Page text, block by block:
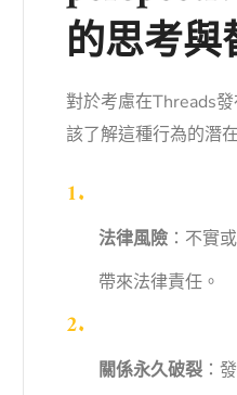
的思考
對於考慮在Threads
該了解這種行為的潛
法律風險：不實
帶來法律責任。
關係永久破裂：